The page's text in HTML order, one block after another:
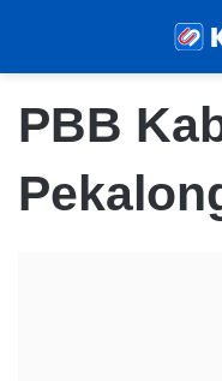
PBB